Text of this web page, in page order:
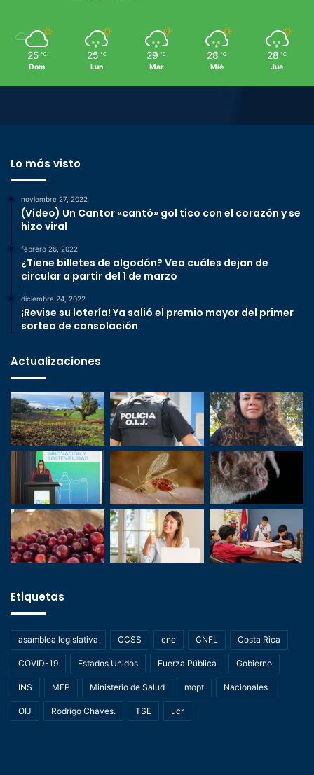
25 ℃
Dom
25 ℃
Lun
29 ℃
Mar
28 ℃
Mié
28 ℃
Jue
Lo más visto
noviembre 27, 2022
(Video) Un Cantor «cantó» gol tico con el corazón y se
hizo viral
febrero 26, 2022
¿Tiene billetes de algodón? Vea cuáles dejan de
circular a partir del 1 de marzo
diciembre 24, 2022
¡Revise su lotería! Ya salió el premio mayor del primer
sorteo de consolación
Actualizaciones
Etiquetas
asamblea legislativa CCSS cne CNFL Costa Rica
COVID-19 Estados Unidos Fuerza Pública Gobierno
INS MEP Ministerio de Salud mopt Nacionales
OIJ Rodrigo Chaves. TSE ucr